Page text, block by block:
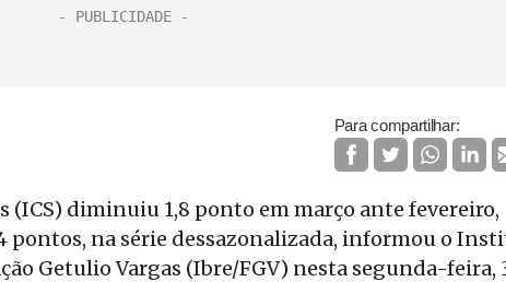
Para compartilhar:
(ICS) diminuiu 1,8 ponto em março ante fevereiro,
pontos, na série dessazonalizada, informou o
Getulio Vargas (Ibre/FGV) nesta segunda-feira,